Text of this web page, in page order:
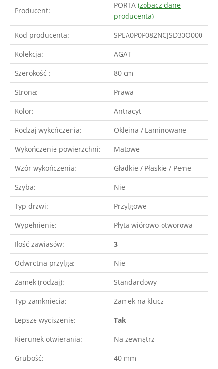
Producent:
PORTA (zobacz dane
producenta)
Kod producenta: SPEA0P0P082NCJSD30O000
Kolekcja: AGAT
Szerokość : 80 cm
Strona: Prawa
Kolor: Antracyt
Rodzaj wykończenia: Okleina / Laminowane
Wykończenie powierzchni: Matowe
Wzór wykończenia: Gładkie / Płaskie / Pełne
Szyba: Nie
Typ drzwi: Przylgowe
Wypełnienie: Płyta wiórowo-otworowa
Ilość zawiasów: 3
Odwrotna przylga: Nie
Zamek (rodzaj): Standardowy
Typ zamknięcia: Zamek na klucz
Lepsze wyciszenie: Tak
Kierunek otwierania: Na zewnątrz
Grubość: 40 mm